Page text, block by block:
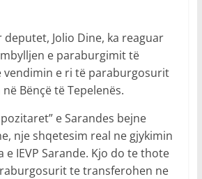
Jolio Dine, ka reaguar
e paraburgimit të
vendimin e ri të paraburgosurit
Bënçë të Tepelenës.
e Sarandes bejne
nje shqetesim real ne gjykimin
IEVP Sarande. Kjo do te thote
te transferohen ne